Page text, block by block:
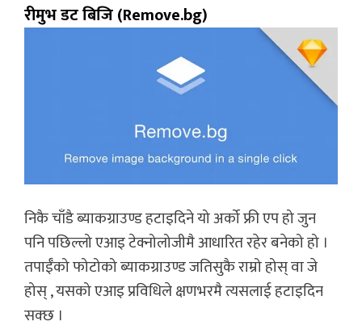
रीमुभ डट बिजि (Remove.bg)
निकै चाँडै ब्याकग्राउण्ड हटाइदिने यो अर्को फ्री एप हो जुन
पनि पछिल्लो एआइ टेक्नोलोजीमै आधारित रहेर बनेको हो ।
तपाईँको फोटोको ब्याकग्राउण्ड जतिसुकै राम्रो होस् वा जे
होस् , यसको एआइ प्रविधिले क्षणभरमै त्यसलाई हटाइदिन
सक्छ ।